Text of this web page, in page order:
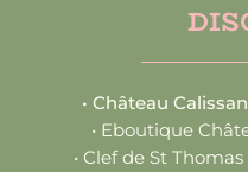
• Château
• Eboutique
• Clef de St